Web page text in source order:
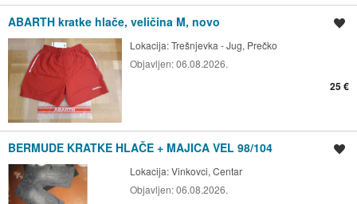
ABARTH kratke hlače, veličina M, novo
Lokacija:Trešnjevka - Jug, Prečko
Objavljen:06.08.2026.
25 €
BERMUDE KRATKE HLAČE + MAJICA VEL 98/104
Lokacija:Vinkovci, Centar
Objavljen:06.08.2026.